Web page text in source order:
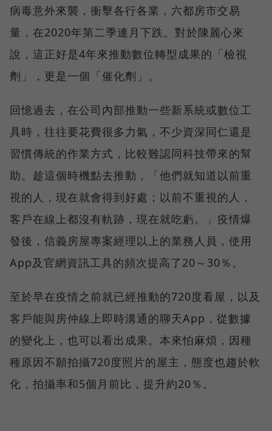
病毒意外來襲，衝擊各行各業，六都房市交易
量，在2020年第二季連月下跌。對於陳麗心來
說，這正好是4年來推動數位轉型成果的「檢視
劑」，更是一個「催化劑」。
回憶過去，在公司內部推動一些新系統或數位工
具時，往往要花費很多力氣，不少資深同仁還是
習慣傳統的作業方式，比較難認同科技帶來的幫
助。趁這個時機點去推動，「他們就知道以前重
視的人，現在就會得到好處；以前不重視的人，
客戶在線上都沒有軌跡，現在就吃虧。」疫情爆
發後，信義房屋專案經理以上的業務人員，使用
App及官網資訊工具的頻次提高了20～30％。
至於早在疫情之前就已經推動的720度看屋，以及
客戶能與房仲線上即時溝通的聊天App，從數據
的變化上，也可以看出成果。本來怕麻煩，因種
種原因不願拍攝720度照片的屋主，態度也趨於軟
化，拍攝率和5個月前比，提升約20％。